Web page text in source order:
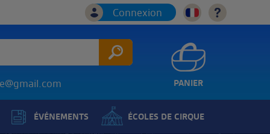
PANIER
ÉVÉNEMENTS ÉCOLES DE CIRQUE
Connexion